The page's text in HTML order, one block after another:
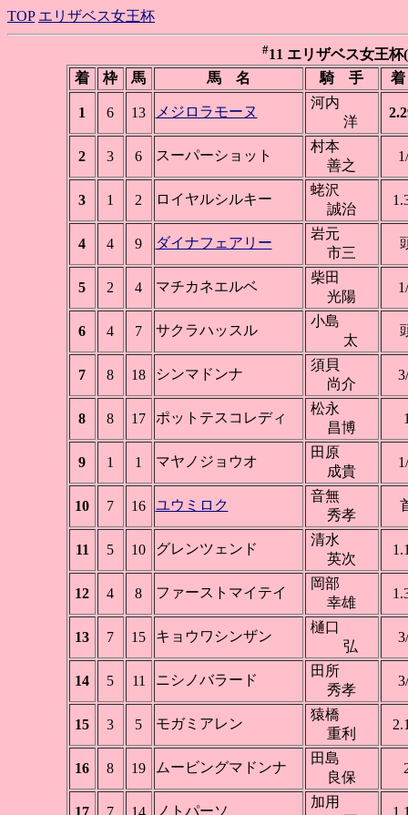
TOP エリザベス女王杯
#11 エリザベス女王
着
枠 馬 馬 名 騎 手 着
1 6 13 メジロラモーヌ
河内
洋
2 3 6 スーパーショット
村本
善之
3 1 2 ロイヤルシルキー
蛯沢
誠治
4 4 9 ダイナフェアリー
岩元
市三
5 2 4 マチカネエルベ
柴田
光陽
6 4 7 サクラハッスル
小島
太
7 8 18 シンマドンナ
須貝
尚介
8 8 17 ポットテスコレディ
松永
昌博
9 1 1 マヤノジョウオ
田原
成貴
10 7 16 ユウミロク
音無
秀孝
11 5 10 グレンツェンド
清水
英次
12 4 8 ファーストマイテイ
岡部
幸雄
13 7 15 キョウワシンザン
樋口
弘
14 5 11 ニシノバラード
田所
秀孝
15 3 5 モガミアレン
猿橋
重利
16 8 19 ムービングマドンナ
田島
良保
ノトパーソ
加用